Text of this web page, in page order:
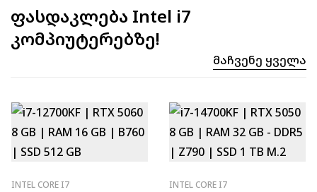
ფასდაკლება Intel i7
კომპიუტერებზე!
Მაჩვენე Ყველა
INTEL CORE I7 INTEL CORE I7